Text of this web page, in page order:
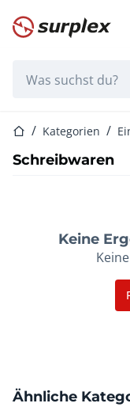
Startseite
StartseiteKategorien
Schreibwaren
Keine
Ähnliche